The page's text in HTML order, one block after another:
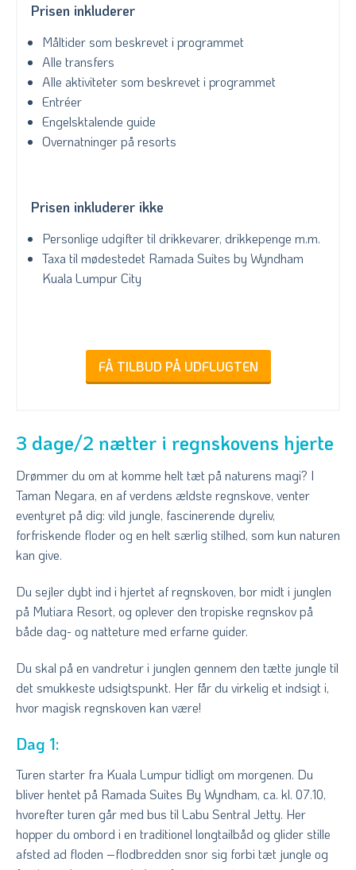
Prisen inkluderer
Måltider som beskrevet i programmet
Alle transfers
Alle aktiviteter som beskrevet i programmet
Entréer
Engelsktalende guide
Overnatninger på resorts
Prisen inkluderer ikke
Personlige udgifter til drikkevarer, drikkepenge m.m.
Taxa til mødestedet Ramada Suites by Wyndham
Kuala Lumpur City
FÅ TILBUD PÅ UDFLUGTEN
3 dage/2 nætter i regnskovens hjerte
Drømmer du om at komme helt tæt på naturens magi? I
Taman Negara, en af verdens ældste regnskove, venter
eventyret på dig: vild jungle, fascinerende dyreliv,
forfriskende floder og en helt særlig stilhed, som kun naturen
kan give.
Du sejler dybt ind i hjertet af regnskoven, bor midt i junglen
på Mutiara Resort, og oplever den tropiske regnskov på
både dag- og natteture med erfarne guider.
Du skal på en vandretur i junglen gennem den tætte jungle til
det smukkeste udsigtspunkt. Her får du virkelig et indsigt i,
hvor magisk regnskoven kan være!
Dag 1:
Turen starter fra Kuala Lumpur tidligt om morgenen. Du
bliver hentet på Ramada Suites By Wyndham, ca. kl. 07.10,
hvorefter turen går med bus til Labu Sentral Jetty. Her
hopper du ombord i en traditionel longtailbåd og glider stille
afsted ad floden –flodbredden snor sig forbi tæt jungle og